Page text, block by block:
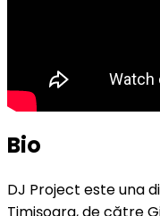
Bio
DJ Project este una